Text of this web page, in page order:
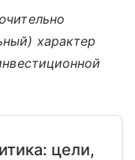
характер
цели,